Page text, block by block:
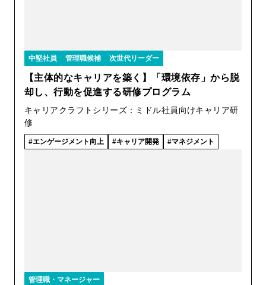
中堅社員 管理職候補 次世代リーダー
【主体的なキャリアを築く】「環境依存」から脱
却し、行動を促進する研修プログラム
キャリアクラフトシリーズ：ミドル社員向けキャリア研
修
エンゲージメント向上 キャリア開発 マネジメント
管理職・マネージャー